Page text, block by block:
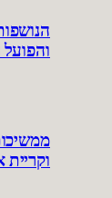
והפועל